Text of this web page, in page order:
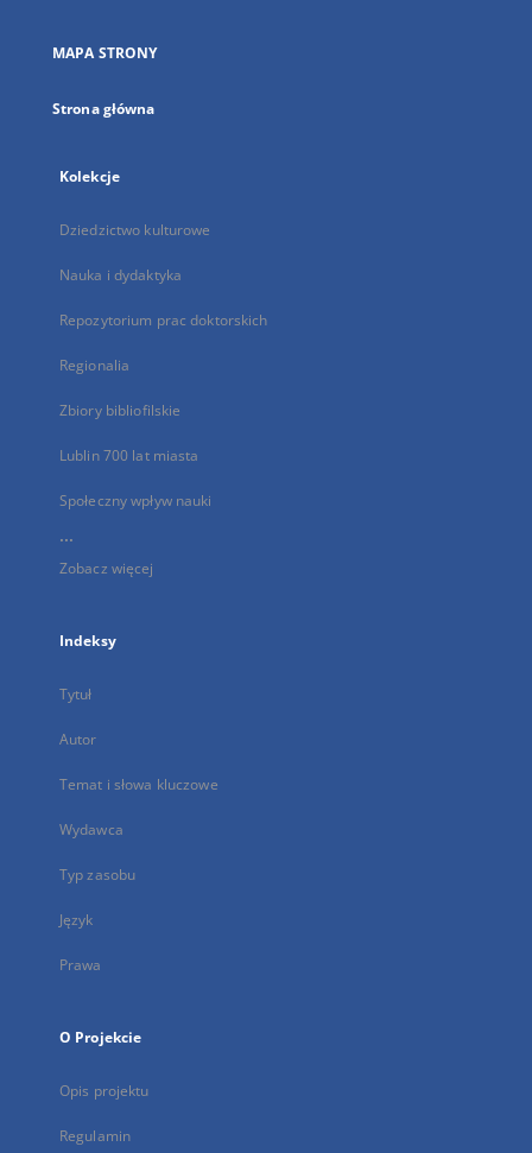
karcie
MAPA STRONY
Strona główna
Kolekcje
Dziedzictwo kulturowe
Nauka i dydaktyka
Repozytorium prac doktorskich
Regionalia
Zbiory bibliofilskie
Lublin 700 lat miasta
Społeczny wpływ nauki
...
Zobacz więcej
Indeksy
Tytuł
Autor
Temat i słowa kluczowe
Wydawca
Typ zasobu
Język
Prawa
O Projekcie
Opis projektu
Regulamin